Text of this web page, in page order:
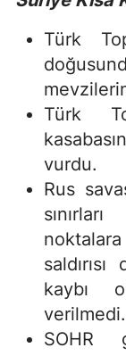
Türk
Türk
vurdu.
Rus
kaybı
verilmedi.
SOHR